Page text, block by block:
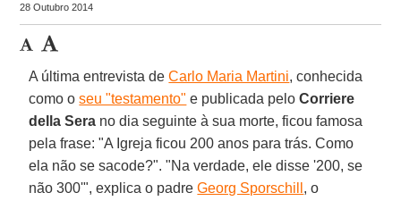
28 Outubro 2014
A última entrevista deCarlo Maria Martini, conhecida
como oseu "testamento" e publicada peloCorriere
della Sera no dia seguinte à sua morte, ficou famosa
pela frase: "A Igreja ficou 200 anos para trás. Como
ela não se sacode?". "Na verdade, ele disse '200, se
não 300'", explica o padreGeorg Sporschill , o